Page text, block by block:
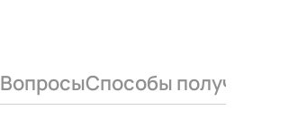
ВопросыСпособы получения